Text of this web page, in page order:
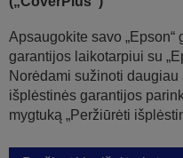
Apsaugokite savo
garantijos laikotarpiui su
Norėdami sužinoti
išplėstinės garantijos
mygtuką „Peržiūrėti